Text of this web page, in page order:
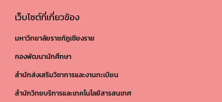
เว็บไซต์ที่เกี่ยวข้อง
มหาวิทยาลัยราชภัฏเชียงราย
กองพัฒนานักศึกษา
สำนักส่งเสริมวิชาการและงานทะเบียน
สำนักวิทยบริการและเทคโนโลยีสารสนเทศ